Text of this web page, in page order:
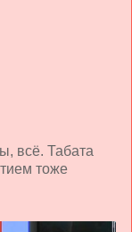
всё. Табата
тоже